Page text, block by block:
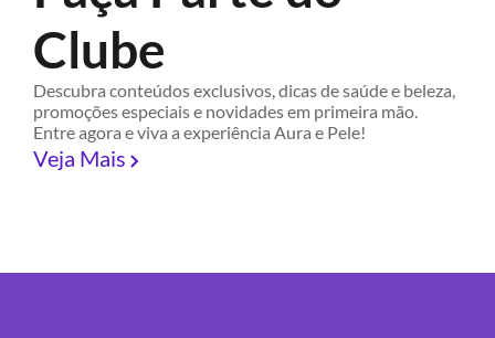
Clube
Descubra conteúdos exclusivos, dicas de saúde e beleza,
promoções especiais e novidades em primeira mão.
Entre agora e viva a experiência Aura e Pele!
Veja Mais